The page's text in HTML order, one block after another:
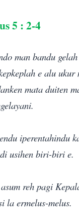
5 : 2-4
man bandu
e alu
mata duiten
iperentahindu
usihen biri-biri e.
reh pagi
la ermelus-melus.